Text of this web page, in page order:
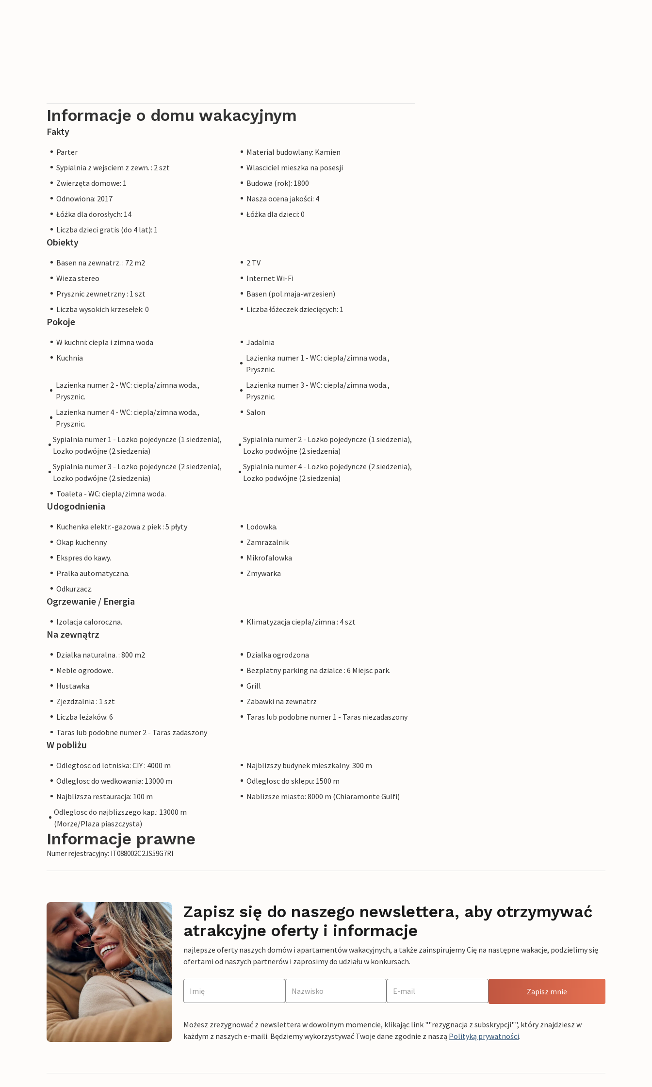
Informacje o domu wakacyjnym
Fakty
Parter
Material budowlany: Kamien
Sypialnia z wejsciem z zewn. : 2 szt
Wlasciciel mieszka na posesji
Zwierzęta domowe: 1
Budowa (rok): 1800
Odnowiona: 2017
Nasza ocena jakości: 4
Łóżka dla dorosłych: 14
Łóżka dla dzieci: 0
Liczba dzieci gratis (do 4 lat): 1
Obiekty
Basen na zewnatrz. : 72 m2
2 TV
Wieza stereo
Internet Wi-Fi
Prysznic zewnetrzny : 1 szt
Basen (pol.maja-wrzesien)
Liczba wysokich krzesełek: 0
Liczba łóżeczek dziecięcych: 1
Pokoje
W kuchni: ciepla i zimna woda
Jadalnia
Kuchnia
Lazienka numer 1 - WC: ciepla/zimna woda.,
Prysznic.
Lazienka numer 2 - WC: ciepla/zimna woda.,
Prysznic.
Lazienka numer 3 - WC: ciepla/zimna woda.,
Prysznic.
Lazienka numer 4 - WC: ciepla/zimna woda.,
Prysznic.
Salon
Sypialnia numer 1 - Lozko pojedyncze (1 siedzenia),
Lozko podwójne (2 siedzenia)
Sypialnia numer 2 - Lozko pojedyncze (1 siedzenia),
Lozko podwójne (2 siedzenia)
Sypialnia numer 3 - Lozko pojedyncze (2 siedzenia),
Lozko podwójne (2 siedzenia)
Sypialnia numer 4 - Lozko pojedyncze (2 siedzenia),
Lozko podwójne (2 siedzenia)
Toaleta - WC: ciepla/zimna woda.
Udogodnienia
Kuchenka elektr.-gazowa z piek : 5 płyty
Lodowka.
Okap kuchenny
Zamrazalnik
Ekspres do kawy.
Mikrofalowka
Pralka automatyczna.
Zmywarka
Odkurzacz.
Ogrzewanie / Energia
Izolacja caloroczna. Klimatyzacja ciepla/zimna : 4 szt
Na zewnątrz
Dzialka naturalna. : 800 m2
Dzialka ogrodzona
Meble ogrodowe.
Bezplatny parking na dzialce : 6 Miejsc park.
Hustawka.
Grill
Zjezdzalnia : 1 szt
Zabawki na zewnatrz
Liczba leżaków: 6
Taras lub podobne numer 1 - Taras niezadaszony
Taras lub podobne numer 2 - Taras zadaszony
W pobliżu
Odlegtosc od lotniska: CIY : 4000 m
Najblizszy budynek mieszkalny: 300 m
Odleglosc do wedkowania: 13000 m
Odleglosc do sklepu: 1500 m
Najblizsza restauracja: 100 m
Nablizsze miasto: 8000 m (Chiaramonte Gulfi)
Odleglosc do najblizszego kap.: 13000 m
(Morze/Plaza piaszczysta)
Informacje prawne
Numer rejestracyjny: IT088002C2JS59G7RI
Zapisz się do naszego newslettera, aby otrzymywać
atrakcyjne oferty i informacje
najlepsze oferty naszych domów i apartamentów wakacyjnych, a także zainspirujemy Cię na następne wakacje, podzielimy się
ofertami od naszych partnerów i zaprosimy do udziału w konkursach.
Zapisz mnie
Możesz zrezygnować z newslettera w dowolnym momencie, klikając link ""rezygnacja z subskrypcji"", który znajdziesz w
każdym z naszych e-maili. Będziemy wykorzystywać Twoje dane zgodnie z naszą Polityką prywatności.